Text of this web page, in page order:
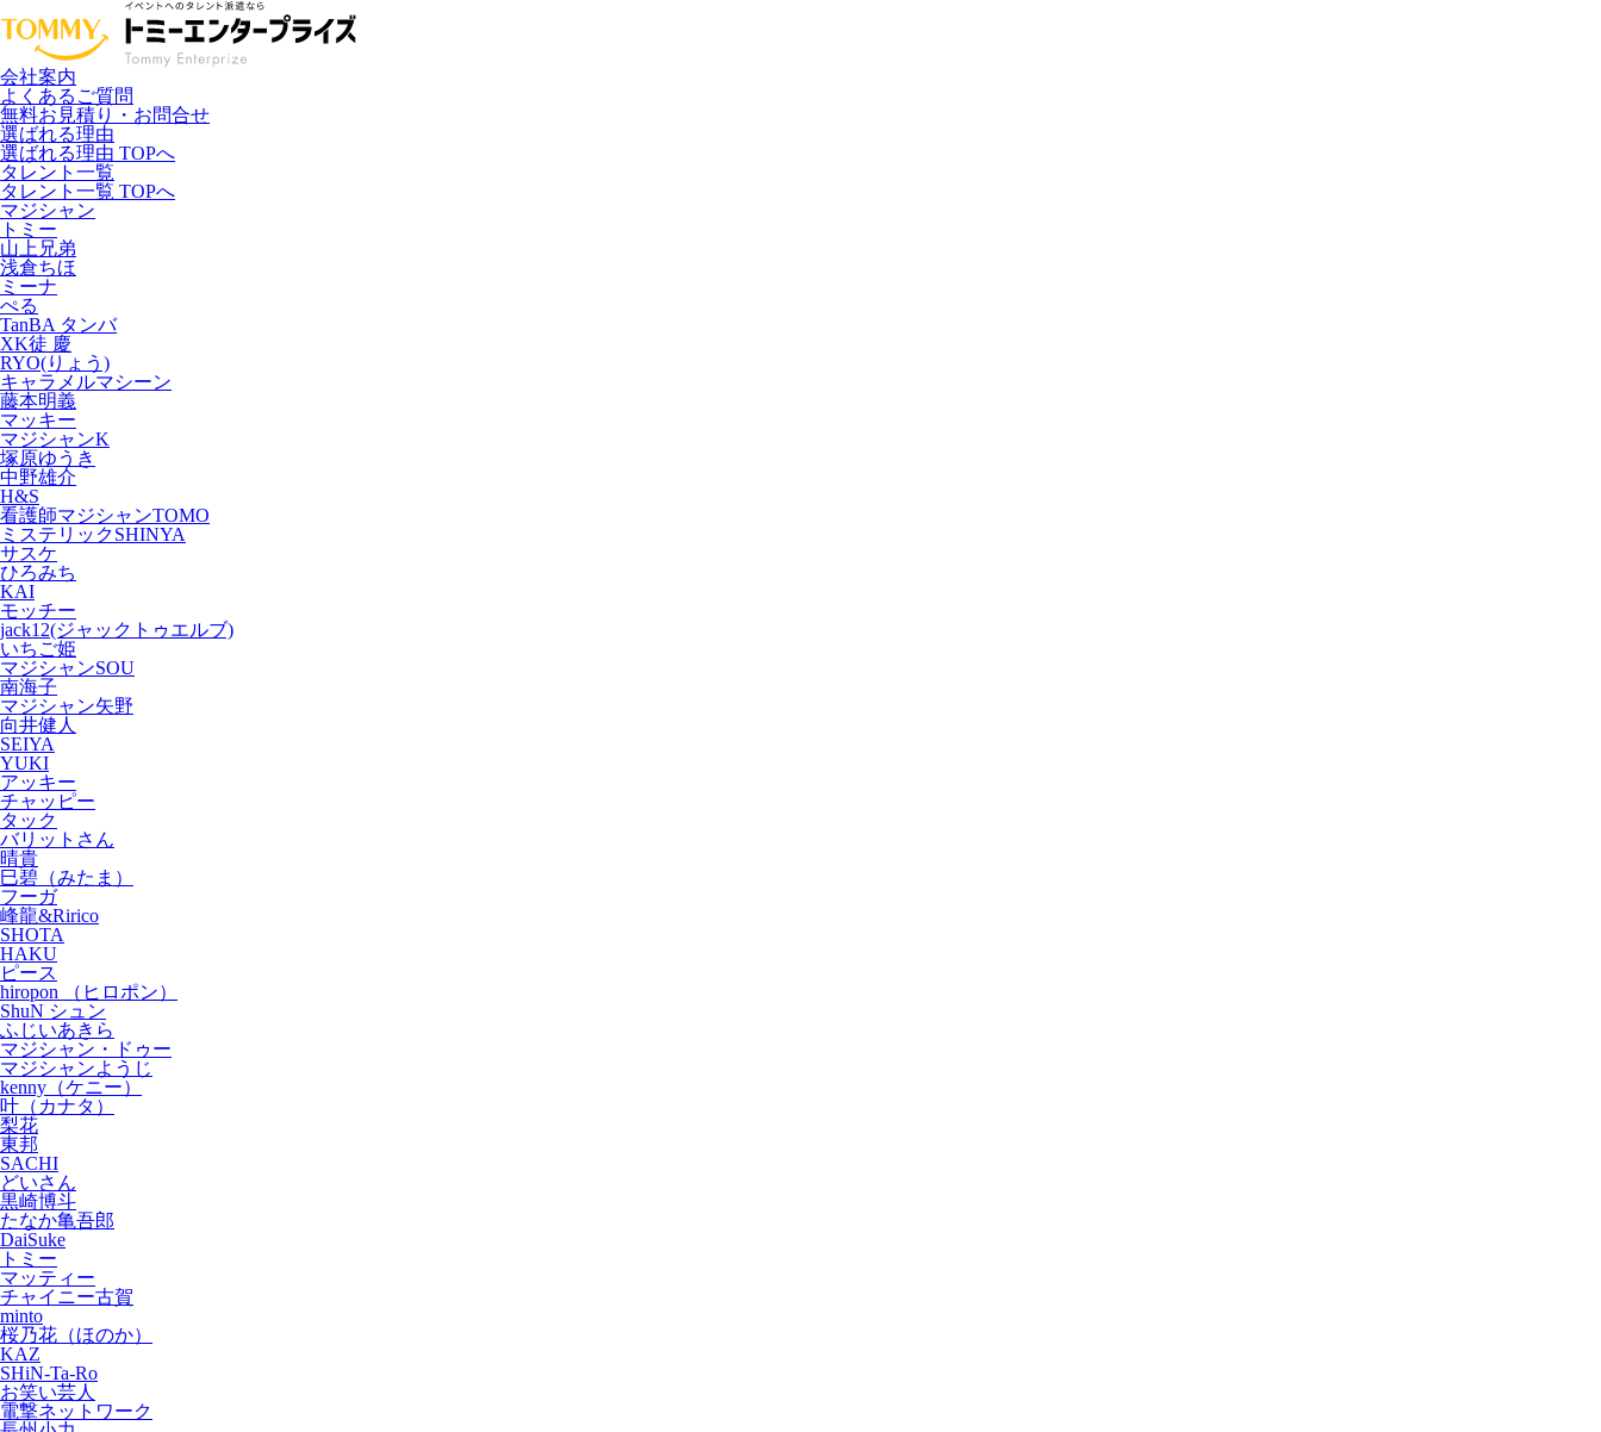
会社案内
よくあるご質問
無料お見積り・お問合せ
選ばれる理由
選ばれる理由 TOPへ
タレント一覧
タレント一覧 TOPへ
マジシャン
トミー
山上兄弟
浅倉ちほ
ミーナ
ぺる
TanBA タンバ
XK徒 慶
RYO(りょう)
キャラメルマシーン
藤本明義
マッキー
マジシャンK
塚原ゆうき
中野雄介
H&S
看護師マジシャンTOMO
ミステリックSHINYA
サスケ
ひろみち
KAI
モッチー
jack12(ジャックトゥエルブ)
いちご姫
マジシャンSOU
南海子
マジシャン矢野
向井健人
SEIYA
YUKI
アッキー
チャッピー
タック
バリットさん
晴貴
巳碧（みたま）
フーガ
峰龍&Ririco
SHOTA
HAKU
ピース
hiropon （ヒロポン）
ShuN シュン
ふじいあきら
マジシャン・ドゥー
マジシャンようじ
kenny（ケニー）
叶（カナタ）
梨花
東邦
SACHI
どいさん
黒崎博斗
たなか亀吾郎
DaiSuke
トミー
マッティー
チャイニー古賀
minto
桜乃花（ほのか）
KAZ
SHiN-Ta-Ro
お笑い芸人
電撃ネットワーク